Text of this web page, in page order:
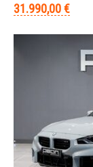
31.990,00 €